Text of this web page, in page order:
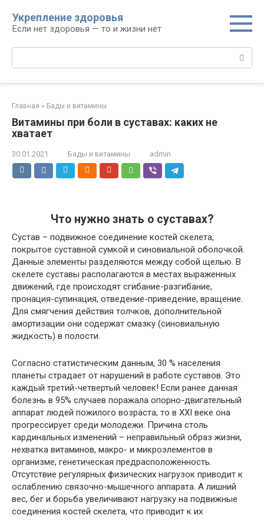
контенту
Укрепление здоровья
Если нет здоровья — то и жизни нет
Поиск:
Главная » Бады и витамины
Витамины при боли в суставах: каких не
хватает
30.01.2021 Бады и витамины admin
Что нужно знать о суставах?
Сустав – подвижное соединение костей скелета,
покрытое суставной сумкой и синовиальной оболочкой.
Данные элементы разделяются между собой щелью. В
скелете суставы располагаются в местах выраженных
движений, где происходят сгибание-разгибание,
пронация-супинация, отведение-приведение, вращение.
Для смягчения действия толчков, дополнительной
амортизации они содержат смазку (синовиальную
жидкость) в полости.
Согласно статистическим данным, 30 % населения
планеты страдает от нарушений в работе суставов. Это
каждый третий-четвертый человек! Если ранее данная
болезнь в 95% случаев поражала опорно-двигательный
аппарат людей пожилого возраста, то в XXI веке она
прогрессирует среди молодежи. Причина столь
кардинальных изменений – неправильный образ жизни,
нехватка витаминов, макро- и микроэлементов в
организме, генетическая предрасположенность.
Отсутствие регулярных физических нагрузок приводит к
ослаблению связочно-мышечного аппарата. А лишний
вес, бег и борьба увеличивают нагрузку на подвижные
соединения костей скелета, что приводит к их